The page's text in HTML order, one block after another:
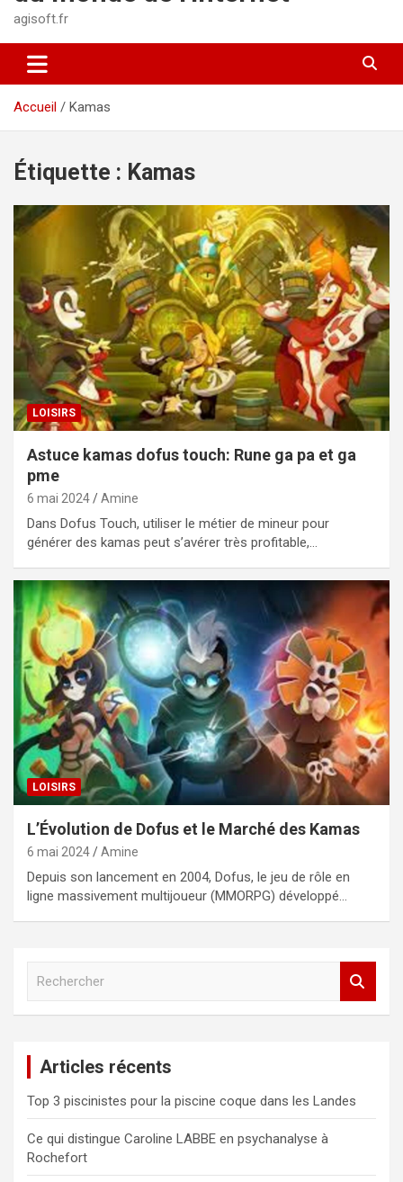
agisoft.fr
Accueil Kamas
Étiquette : Kamas
LOISIRS
Astuce kamas dofus touch: Rune ga pa et ga
pme
6 mai 2024 Amine
Dans Dofus Touch, utiliser le métier de mineur pour
générer des kamas peut s’avérer très profitable,…
LOISIRS
L’Évolution de Dofus et le Marché des Kamas
6 mai 2024 Amine
Depuis son lancement en 2004, Dofus, le jeu de rôle en
ligne massivement multijoueur (MMORPG) développé…
h
e
r
Articles récents
Top 3 piscinistes pour la piscine coque dans les Landes
Ce qui distingue Caroline LABBE en psychanalyse à
Rochefort